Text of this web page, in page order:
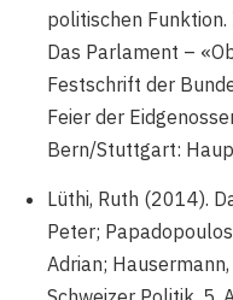
politischen Funktion.
Das Parlament –
Festschrift der
Feier der
Bern/Stuttgart:
Lüthi, Ruth (2014).
Peter;
Adrian;